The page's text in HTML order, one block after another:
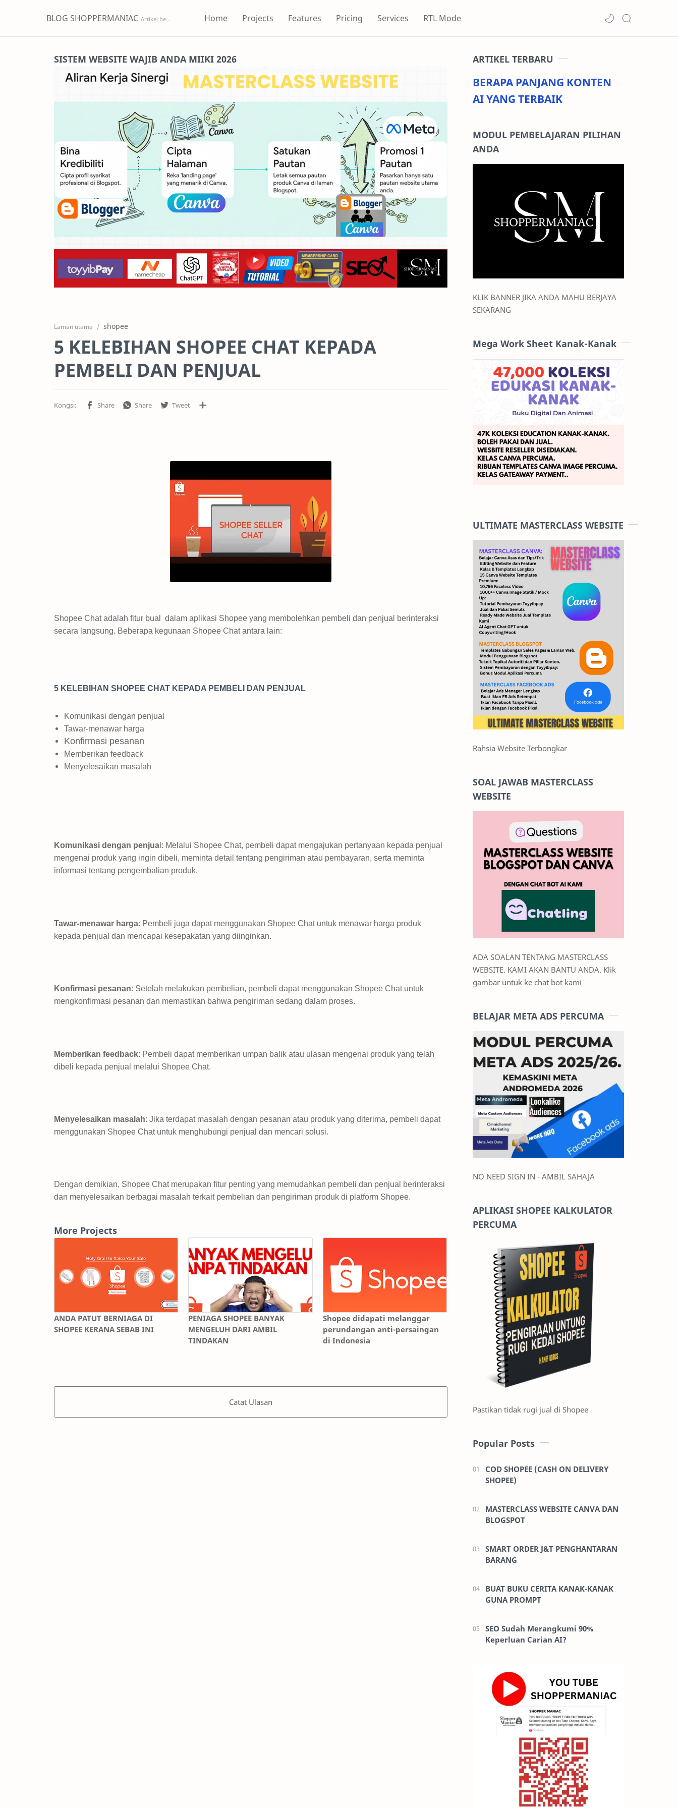
BLOG SHOPPERMANIAC Home Projects Features Pricing Services RTL Mode
SISTEM WEBSITE WAJIB ANDA MIIKI 2026
Laman utama shopee
5 KELEBIHAN SHOPEE CHAT KEPADA
PEMBELI DAN PENJUAL
Shopee Chat adalah fitur bual dalam aplikasi Shopee yang membolehkan pembeli dan penjual berinteraksi
secara langsung. Beberapa kegunaan Shopee Chat antara lain:
5 KELEBIHAN SHOPEE CHAT KEPADA PEMBELI DAN PENJUAL
Komunikasi dengan penjual
Tawar-menawar harga
Konfirmasi pesanan
Memberikan feedback
Menyelesaikan masalah
Komunikasi dengan penjua l: Melalui Shopee Chat, pembeli dapat mengajukan pertanyaan kepada penjual
mengenai produk yang ingin dibeli, meminta detail tentang pengiriman atau pembayaran, serta meminta
informasi tentang pengembalian produk.
Tawar-menawar harga: Pembeli juga dapat menggunakan Shopee Chat untuk menawar harga produk
kepada penjual dan mencapai kesepakatan yang diinginkan.
Konfirmasi pesanan: Setelah melakukan pembelian, pembeli dapat menggunakan Shopee Chat untuk
mengkonfirmasi pesanan dan memastikan bahwa pengiriman sedang dalam proses.
Memberikan feedback: Pembeli dapat memberikan umpan balik atau ulasan mengenai produk yang telah
dibeli kepada penjual melalui Shopee Chat.
Menyelesaikan masalah: Jika terdapat masalah dengan pesanan atau produk yang diterima, pembeli dapat
menggunakan Shopee Chat untuk menghubungi penjual dan mencari solusi.
Dengan demikian, Shopee Chat merupakan fitur penting yang memudahkan pembeli dan penjual berinteraksi
dan menyelesaikan berbagai masalah terkait pembelian dan pengiriman produk di platform Shopee.
More Projects
ANDA PATUT BERNIAGA DI
SHOPEE KERANA SEBAB INI
PENIAGA SHOPEE BANYAK
MENGELUH DARI AMBIL
TINDAKAN
Shopee didapati melanggar
perundangan anti-persaingan
di Indonesia
Catat Ulasan
ARTIKEL TERBARU
BERAPA PANJANG KONTEN
AI YANG TERBAIK
MODUL PEMBELAJARAN PILIHAN
ANDA
KLIK BANNER JIKA ANDA MAHU BERJAYA
SEKARANG
Mega Work Sheet Kanak-Kanak
ULTIMATE MASTERCLASS WEBSITE
Rahsia Website Terbongkar
SOAL JAWAB MASTERCLASS
WEBSITE
ADA SOALAN TENTANG MASTERCLASS
WEBSITE. KAMI AKAN BANTU ANDA. Klik
gambar untuk ke chat bot kami
BELAJAR META ADS PERCUMA
NO NEED SIGN IN - AMBIL SAHAJA
APLIKASI SHOPEE KALKULATOR
PERCUMA
Pastikan tidak rugi jual di Shopee
Popular Posts
COD SHOPEE (CASH ON DELIVERY
SHOPEE)
MASTERCLASS WEBSITE CANVA DAN
BLOGSPOT
SMART ORDER J&T PENGHANTARAN
BARANG
BUAT BUKU CERITA KANAK-KANAK
GUNA PROMPT
SEO Sudah Merangkumi 90%
Keperluan Carian AI?